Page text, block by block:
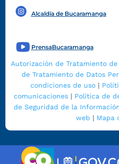
Alcaldía de Bucaramanga
PrensaBucaramanga
Autorización de Tratamiento de
de Tratamiento de Datos
condiciones de uso |
comunicaciones| Política de
de Seguridad de la
web | Mapa